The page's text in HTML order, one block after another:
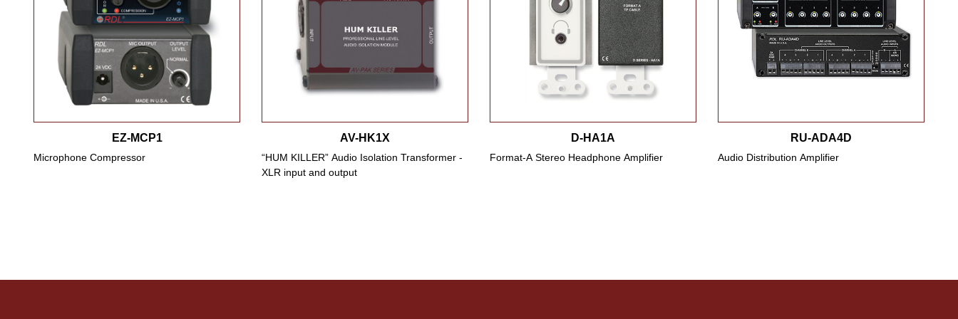
EZ-MCP1
Microphone Compressor
AV-HK1X
“HUM KILLER” Audio Isolation Transformer -
XLR input and output
D-HA1A
Format-A Stereo Headphone Amplifier
RU-ADA4D
Audio Distribution Amplifier